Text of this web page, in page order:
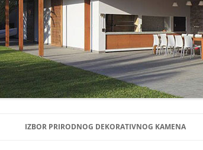
IZBOR PRIRODNOG DEKORATIVNOG KAMENA